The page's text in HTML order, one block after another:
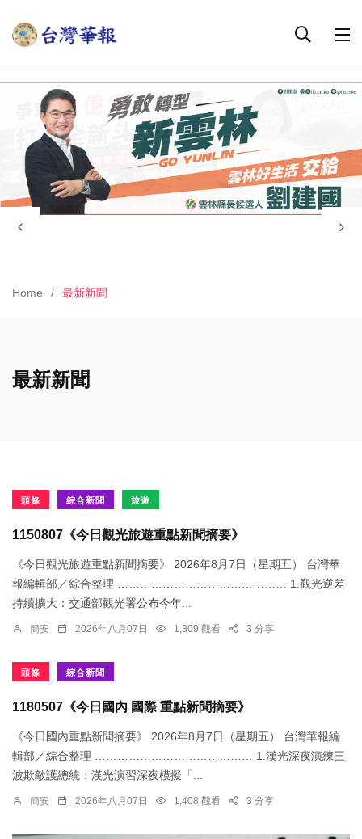
Home 最新新聞
最新新聞
頭條 綜合新聞 旅遊
1150807《今日觀光旅遊重點新聞摘要》
《今日觀光旅遊重點新聞摘要》 2026年8月7日（星期五） 台灣華
報編輯部／綜合整理 ……………………………………… 1.觀光逆差
持續擴大：交通部觀光署公布今年...
簡安 2026年八月07日 1,309 觀看 3 分享
頭條 綜合新聞
1180507《今日國內 國際 重點新聞摘要》
《今日國內重點新聞摘要》 2026年8月7日（星期五） 台灣華報編
輯部／綜合整理 …………………………………… 1.漢光深夜演練三
波欺敵護總統：​漢光演習深夜模擬「...
簡安 2026年八月07日 1,408 觀看 3 分享